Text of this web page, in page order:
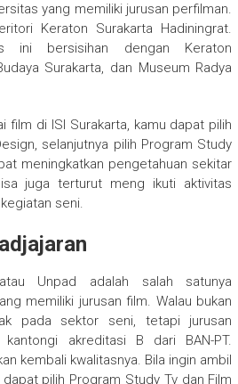
yang memiliki jurusan perfilman.
Keraton Surakarta Hadiningrat.
ini bersisihan dengan Keraton
Surakarta, dan Museum Radya
film di ISI Surakarta, kamu dapat pilih
selanjutnya pilih Program Study
meningkatkan pengetahuan sekitar
juga terturut meng ikuti aktivitas
seni.
Unpad adalah salah satunya
memiliki jurusan film. Walau bukan
pada sektor seni, tetapi jurusan
akreditasi B dari BAN-PT.
kembali kwalitasnya. Bila ingin ambil
pilih Program Study Tv dan Film